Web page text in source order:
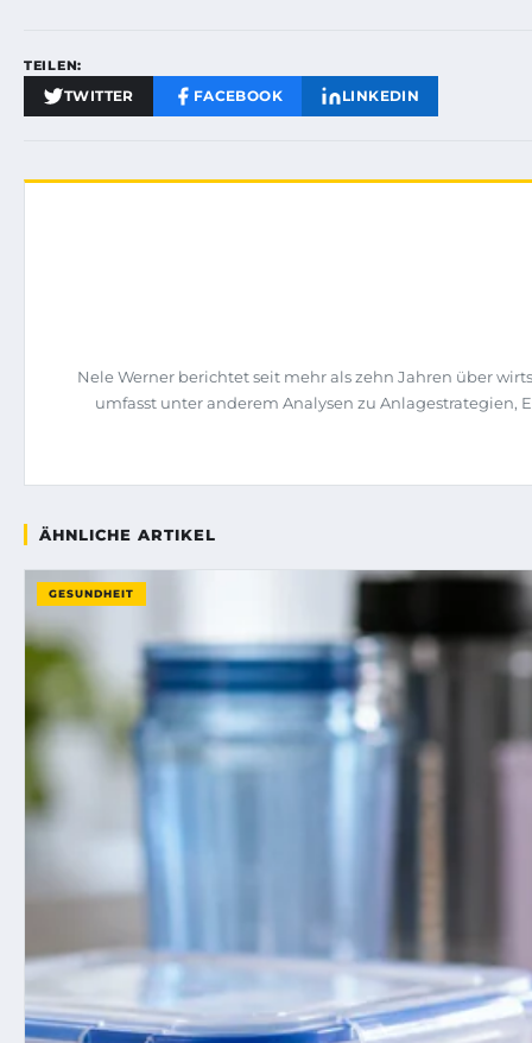
TEILEN:
TWITTER FACEBOOK LINKEDIN
Nele Werner berichtet seit mehr als zehn Jahren über
umfasst unter anderem Analysen zu
ÄHNLICHE ARTIKEL
GESUNDHEIT